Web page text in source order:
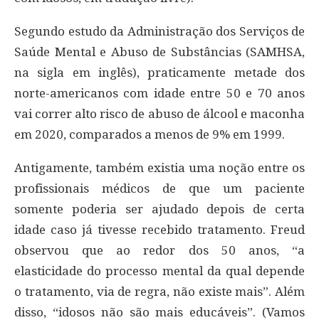
Segundo estudo da Administração dos Serviços de
Saúde Mental e Abuso de Substâncias (SAMHSA,
na sigla em inglês), praticamente metade dos
norte-americanos com idade entre 50 e 70 anos
vai correr alto risco de abuso de álcool e maconha
em 2020, comparados a menos de 9% em 1999.
Antigamente, também existia uma noção entre os
profissionais médicos de que um paciente
somente poderia ser ajudado depois de certa
idade caso já tivesse recebido tratamento. Freud
observou que ao redor dos 50 anos, “a
elasticidade do processo mental da qual depende
o tratamento, via de regra, não existe mais”. Além
disso, “idosos não são mais educáveis”. (Vamos